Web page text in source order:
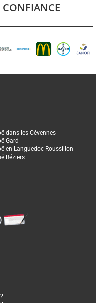
dans les Cévennes
Gard
en Languedoc Roussillon
Béziers